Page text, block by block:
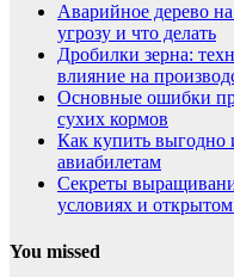
Аварийное дерево
угрозу и что делать
Дробилки зерна:
влияние на
Основные ошибки
сухих кормов
Как купить выгодно
авиабилетам
Секреты
условиях и
You missed